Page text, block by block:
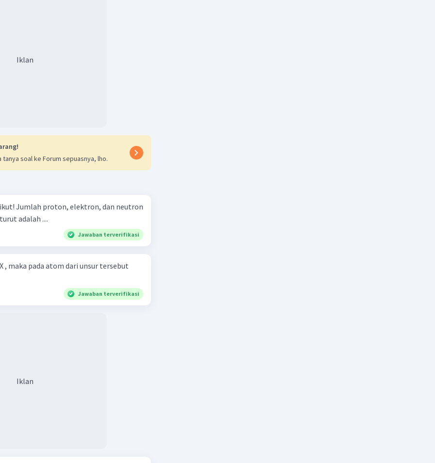
Iklan
tanya soal ke Forum sepuasnya, lho.
neutron
adalah ....
Jawaban terverifikasi
, maka pada atom dari unsur tersebut
Jawaban terverifikasi
Iklan